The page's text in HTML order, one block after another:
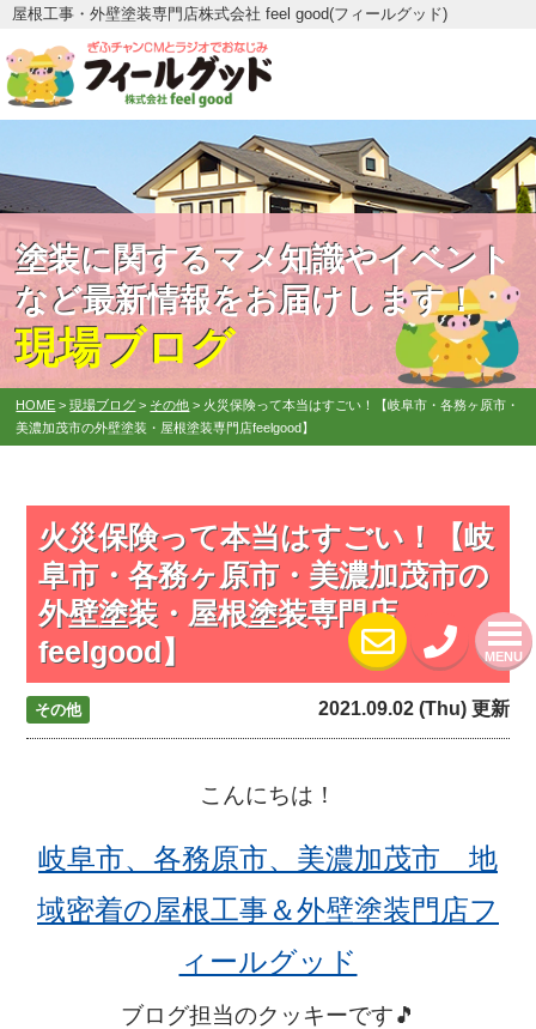
屋根工事・外壁塗装専門店株式会社 feel good(フィールグッド)
MENU
塗装に関するマメ知識やイベント
など最新情報をお届けします！
現場ブログ
HOME >現場ブログ > その他 > 火災保険って本当はすごい！【岐阜市・各務ヶ原市・
美濃加茂市の外壁塗装・屋根塗装専門店feelgood】
火災保険って本当はすごい！【岐
阜市・各務ヶ原市・美濃加茂市の
外壁塗装・屋根塗装専門店
feelgood】
その他 2021.09.02 (Thu) 更新
こんにちは！
岐阜市、各務原市、美濃加茂市 地
域密着の屋根工事＆外壁塗装門店フ
ィールグッド
ブログ担当のクッキーです🎵